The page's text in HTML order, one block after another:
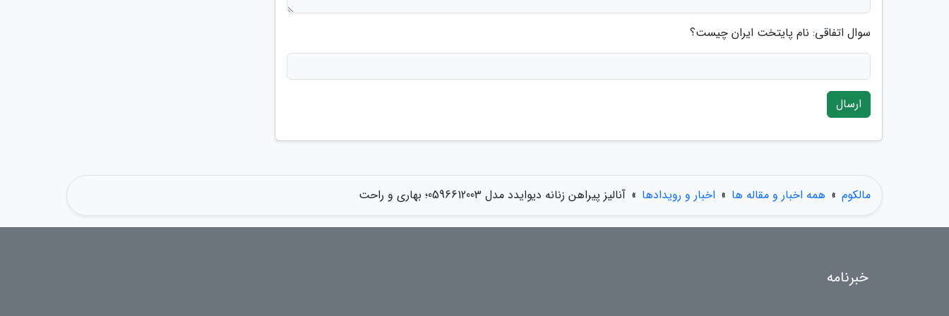
سوال اتفاقی: نام پایتخت ایران چیست؟
ارسال
مالکوم » همه اخبار و مقاله ها » اخبار و رویدادها » آنالیز پیراهن زنانه دیوایدد مدل 0596612003؛ بهاری و راحت
خبرنامه